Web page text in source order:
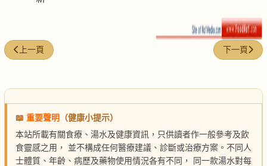
上一篇文章: 葫蘆瓜烙
上一頁 下一篇文章
下一頁
📖 重要聲明
（健康小提示）
本站所載有關食療、湯水及健康資訊，只供讀者作一般參考及飲
食靈感之用， 並不構成任何醫療建議、診斷或治療方案。不同人
士體質、年齡、病歷及藥物使用情況各有不同， 同一款湯水對每